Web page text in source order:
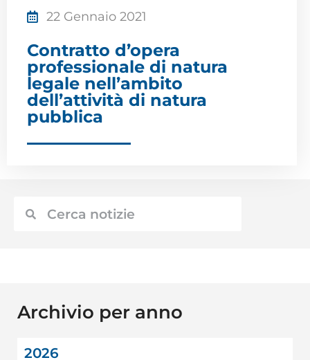
22 Gennaio 2021
Contratto d’opera
professionale di natura
legale nell’ambito
dell’attività di natura
pubblica
Archivio per anno
2026